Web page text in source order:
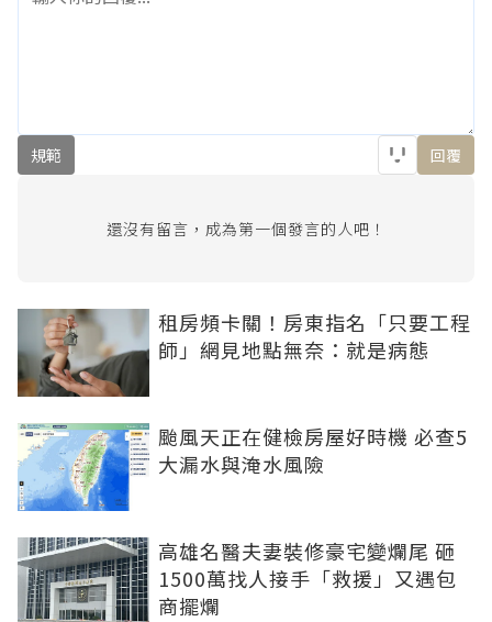
規範 回覆
還沒有留言，成為第一個發言的人吧！
租房頻卡關！房東指名「只要工程
師」網見地點無奈：就是病態
颱風天正在健檢房屋好時機 必查5
大漏水與淹水風險
高雄名醫夫妻裝修豪宅變爛尾 砸
1500萬找人接手「救援」又遇包
商擺爛